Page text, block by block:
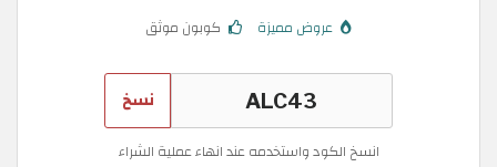
عروض مميزة كوبون موثق
نسخ
انسخ الكود واستخدمه عند انهاء عملية الشراء